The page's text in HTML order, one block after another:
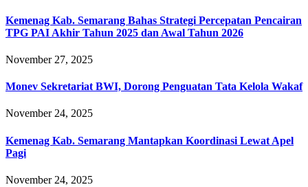
Kemenag Kab. Semarang Bahas Strategi Percepatan Pencairan
TPG PAI Akhir Tahun 2025 dan Awal Tahun 2026
November 27, 2025
Monev Sekretariat BWI, Dorong Penguatan Tata Kelola Wakaf
November 24, 2025
Kemenag Kab. Semarang Mantapkan Koordinasi Lewat Apel
Pagi
November 24, 2025